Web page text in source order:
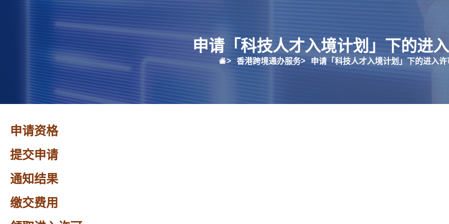
申请「科技人才入境计划」下的进
香港跨境通办服务 申请「科技人才入境计划」下的进入许
申请资格
提交申请
通知结果
缴交费用